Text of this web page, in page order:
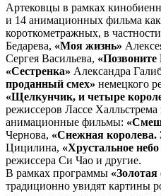
Артековцы в рамках
и 14 анимационных фильма
короткометражных, в
Бедарева, «Моя жизнь»
Сергея Васильева,
«Сестренка» Александра
проданный смех» немецкого
«Щелкунчик, и четыре
режиссеров Лассе
анимационные фильмы:
Чернова, «Снежная королева.
Цицилина, «Хрустальное
режиссера Си Чао и другие.
В рамках программы
традиционно увидят картины